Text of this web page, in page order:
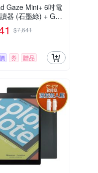
Gaze Mini+ 6吋電
器 (石墨綠) + Gaz
護套 (組合)
$7,641
券 贈品